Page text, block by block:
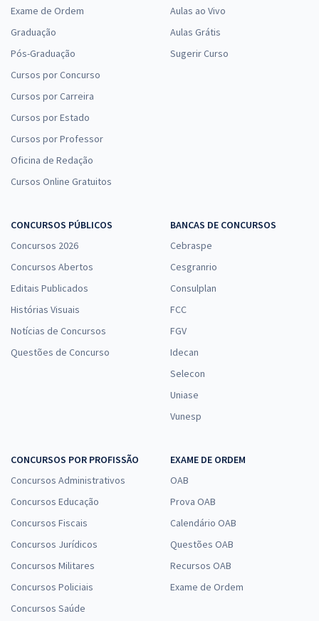
Exame de Ordem
Graduação
Pós-Graduação
Cursos por Concurso
Cursos por Carreira
Cursos por Estado
Cursos por Professor
Oficina de Redação
Cursos Online Gratuitos
Aulas ao Vivo
Aulas Grátis
Sugerir Curso
CONCURSOS PÚBLICOS
Concursos 2026
Concursos Abertos
Editais Publicados
Histórias Visuais
Notícias de Concursos
Questões de Concurso
BANCAS DE CONCURSOS
Cebraspe
Cesgranrio
Consulplan
FCC
FGV
Idecan
Selecon
Uniase
Vunesp
CONCURSOS POR PROFISSÃO
Concursos Administrativos
Concursos Educação
Concursos Fiscais
Concursos Jurídicos
Concursos Militares
Concursos Policiais
Concursos Saúde
EXAME DE ORDEM
OAB
Prova OAB
Calendário OAB
Questões OAB
Recursos OAB
Exame de Ordem